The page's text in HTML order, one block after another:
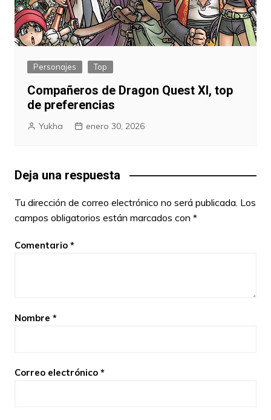
Personajes Top
Compañeros de Dragon Quest XI, top
de preferencias
Yukha enero 30, 2026
Deja una respuesta
Tu dirección de correo electrónico no será publicada. Los
campos obligatorios están marcados con *
Comentario *
Nombre *
Correo electrónico *